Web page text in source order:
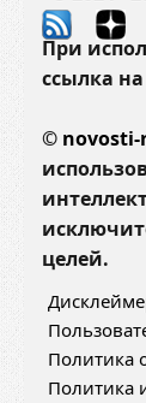
При
ссылка
© novosti-
целей.
Политика
Политика